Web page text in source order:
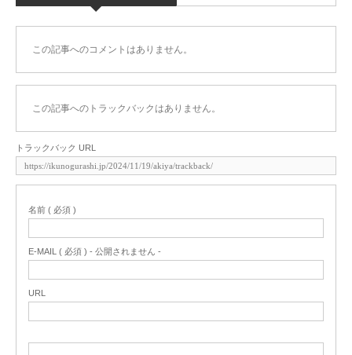
この記事へのコメントはありません。
この記事へのトラックバックはありません。
トラックバック URL
名前 ( 必須 )
E-MAIL ( 必須 ) - 公開されません -
URL